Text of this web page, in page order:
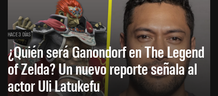
HACE 3 DÍAS
¿Quién será Ganondorf en The Legend
of Zelda? Un nuevo reporte señala al
actor Uli Latukefu